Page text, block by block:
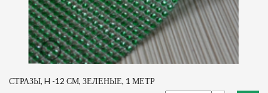
СТРАЗЫ, H -12 СМ, ЗЕЛЕНЫЕ, 1 МЕТР